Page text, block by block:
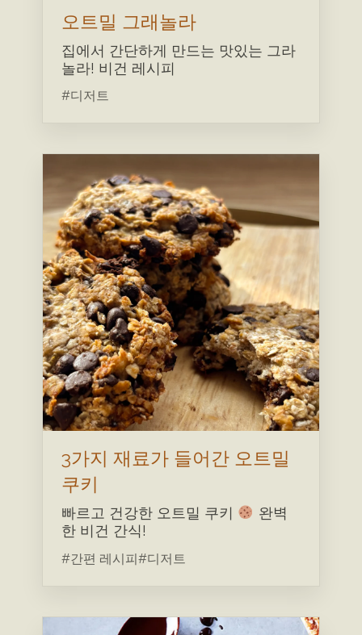
오트밀 그래놀라
집에서 간단하게 만드는 맛있는 그라
놀라! 비건 레시피
#디저트
3가지 재료가 들어간 오트밀
쿠키
빠르고 건강한 오트밀 쿠키
완벽
한 비건 간식!
#간편 레시피 #디저트